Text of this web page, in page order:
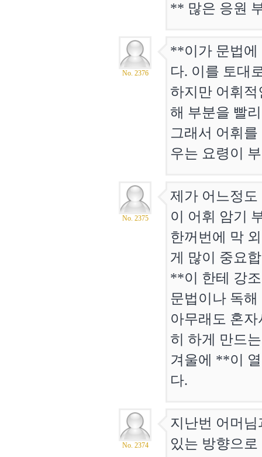
** 많은 응원
No. 2376
**이가 문법에
다. 이를 토대
하지만 어휘
해 부분을 빨
그래서 어휘
우는 요령이
No. 2375
제가 어느정
이 어휘 암기
한꺼번에 막
게 많이 중요
**이 한테 강
문법이나 독
아무래도 혼
히 하게 만드
겨울에 **이
다.
No. 2374
지난번 어머
있는 방향으